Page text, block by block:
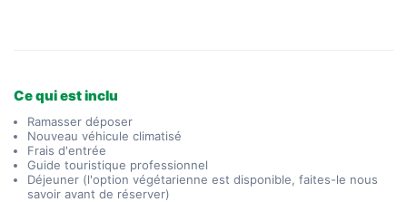
Ce qui est inclu
Ramasser déposer
Nouveau véhicule climatisé
Frais d'entrée
Guide touristique professionnel
Déjeuner (l'option végétarienne est disponible, faites-le nous
savoir avant de réserver)